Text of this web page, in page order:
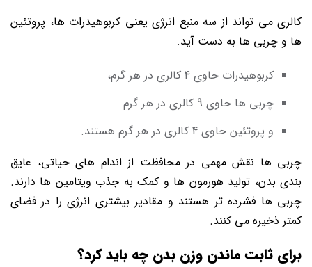
کالری می ‌تواند از سه منبع انرژی یعنی کربوهیدرات ‌ها، پروتئین
‌ها و چربی ‌ها به دست آید.
کربوهیدرات حاوی 4 کالری در هر گرم،
چربی ‌ها حاوی 9 کالری در هر گرم
و پروتئین حاوی 4 کالری در هر گرم هستند.
چربی ‌ها نقش مهمی در محافظت از اندام‌ های حیاتی، عایق
‌بندی بدن، تولید هورمون ‌ها و کمک به جذب ویتامین‌ ها دارند.
چربی‌ ها فشرده ‌تر هستند و مقادیر بیشتری انرژی را در فضای
کمتر ذخیره می کنند.
برای ثابت ماندن وزن بدن چه باید کرد؟